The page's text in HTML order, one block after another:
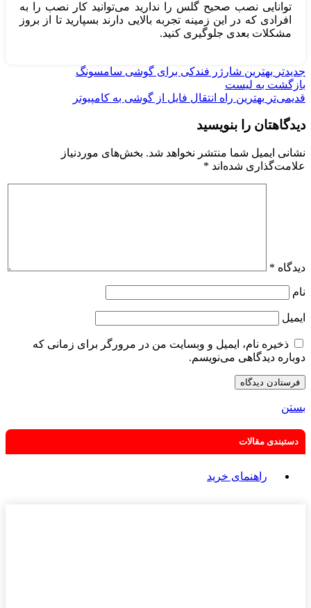
توانایی نصب صحیح گلس را ندارید می‌توانید کار نصب را به
افرادی که در این زمینه تجربه بالایی دارند بسپارید تا از بروز
مشکلات بعدی جلوگیری کنید.
جدیدتر بهترین شارژر فندکی برای گوشی سامسونگ
بازگشت به لیست
قدیمی‌تر بهترین راه انتقال فایل از گوشی به کامپیوتر
دیدگاهتان را بنویسید
نشانی ایمیل شما منتشر نخواهد شد. بخش‌های موردنیاز
علامت‌گذاری شده‌اند *
دیدگاه *
نام
ایمیل
ذخیره نام، ایمیل و وبسایت من در مرورگر برای زمانی که
دوباره دیدگاهی می‌نویسم.
بستن
دستبندی مقالات
راهنمای خرید